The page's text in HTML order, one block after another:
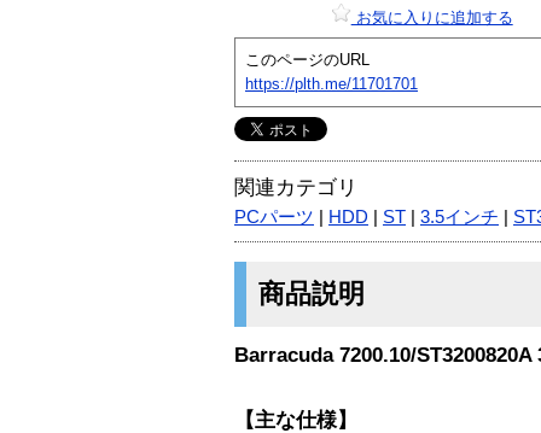
お気に入りに追加する
このページのURL
https://plth.me/11701701
関連カテゴリ
PCパーツ HDD ST 3.5インチ
商品説明
Barracuda 7200.10/
【主な仕様】